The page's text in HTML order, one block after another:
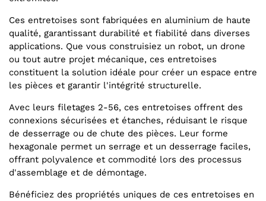
Ces entretoises sont fabriquées en aluminium de haute
qualité, garantissant durabilité et fiabilité dans diverses
applications. Que vous construisiez un robot, un drone
ou tout autre projet mécanique, ces entretoises
constituent la solution idéale pour créer un espace entre
les pièces et garantir l'intégrité structurelle.
Avec leurs filetages 2-56, ces entretoises offrent des
connexions sécurisées et étanches, réduisant le risque
de desserrage ou de chute des pièces. Leur forme
hexagonale permet un serrage et un desserrage faciles,
offrant polyvalence et commodité lors des processus
d'assemblage et de démontage.
Bénéficiez des propriétés uniques de ces entretoises en